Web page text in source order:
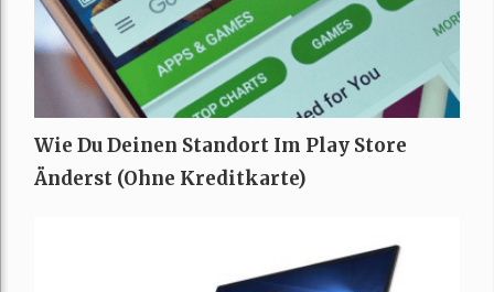
Wie Du Deinen Standort Im Play Store
Änderst (ohne Kreditkarte)